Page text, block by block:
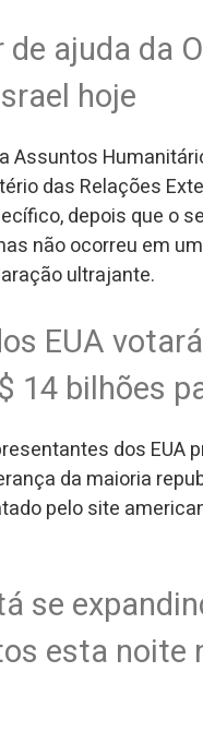
ajuda da
hoje
Assuntos
das Relações
depois que o
não ocorreu em
ultrajante.
EUA
14 bilhões
dos EUA
da maioria
pelo site
se
esta noite